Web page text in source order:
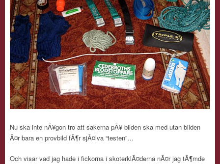
Nu ska inte nÃ¥gon tro att sakerna pÃ¥ bilden ska med utan bilden
Ã¤r bara en provbild fÃ¶r sjÃ¤lva “testen”…
Och visar vad jag hade i fickorna i skoterklÃ¤derna nÃ¤r jag tÃ¶mde